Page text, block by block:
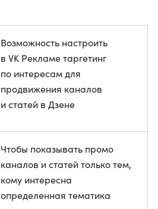
Возможность настроить
в VK Рекламе таргетинг
по интересам для
продвижения каналов
и статей в Дзене
Чтобы показывать промо
каналов и статей только тем,
кому интересна
определенная тематика